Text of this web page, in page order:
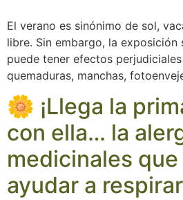
El verano es sinónimo de sol,
libre. Sin embargo, la exposición
puede tener efectos
quemaduras, manchas,
🌼 ¡Llega la
con ella… la
medicinales
ayudar a